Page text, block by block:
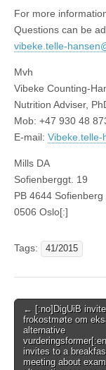
For more
Questions can be
vibeke.telle-
Mvh
Vibeke Counting-
Nutrition Adviser,
Mob: +47 930 48
E-mail: Vibeke.telle-
Mills DA
Sofienberggt. 19
PB 4644 Sofienberg
0506 Oslo[:]
Tags: 41/2015
Post
navigation
← [:no]DigUiB
frokostmøte om
alternative
invites to a
meeting about